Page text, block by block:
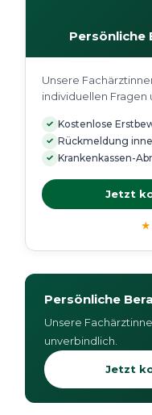
Persönliche
Unsere
individuellen Fragen
✓ Kostenlose
✓ Rückmeldung
✓ Krankenkassen-
Jetzt
Persönliche
Unsere
unverbindlich.
Jetzt